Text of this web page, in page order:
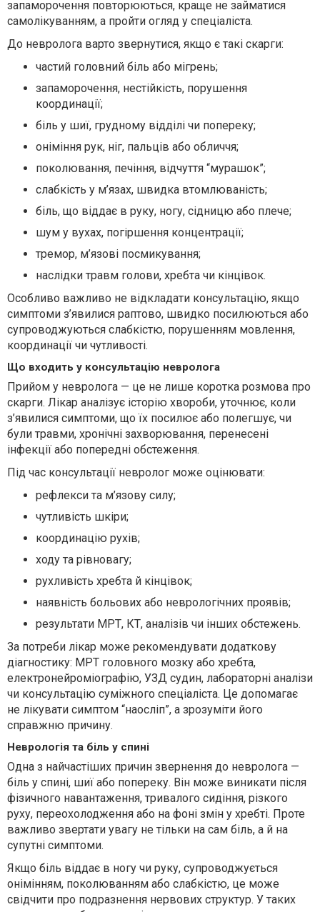
запаморочення повторюються, краще не займатися
самолікуванням, а пройти огляд у спеціаліста.
До невролога варто звернутися, якщо є такі скарги:
частий головний біль або мігрень;
запаморочення, нестійкість, порушення
координації;
біль у шиї, грудному відділі чи попереку;
оніміння рук, ніг, пальців або обличчя;
поколювання, печіння, відчуття “мурашок”;
слабкість у м’язах, швидка втомлюваність;
біль, що віддає в руку, ногу, сідницю або плече;
шум у вухах, погіршення концентрації;
тремор, м’язові посмикування;
наслідки травм голови, хребта чи кінцівок.
Особливо важливо не відкладати консультацію, якщо
симптоми з’явилися раптово, швидко посилюються або
супроводжуються слабкістю, порушенням мовлення,
координації чи чутливості.
Що входить у консультацію невролога
Прийом у невролога — це не лише коротка розмова про
скарги. Лікар аналізує історію хвороби, уточнює, коли
з’явилися симптоми, що їх посилює або полегшує, чи
були травми, хронічні захворювання, перенесені
інфекції або попередні обстеження.
Під час консультації невролог може оцінювати:
рефлекси та м’язову силу;
чутливість шкіри;
координацію рухів;
ходу та рівновагу;
рухливість хребта й кінцівок;
наявність больових або неврологічних проявів;
результати МРТ, КТ, аналізів чи інших обстежень.
За потреби лікар може рекомендувати додаткову
діагностику: МРТ головного мозку або хребта,
електронейроміографію, УЗД судин, лабораторні аналізи
чи консультацію суміжного спеціаліста. Це допомагає
не лікувати симптом “наосліп”, а зрозуміти його
справжню причину.
Неврологія та біль у спині
Одна з найчастіших причин звернення до невролога —
біль у спині, шиї або попереку. Він може виникати після
фізичного навантаження, тривалого сидіння, різкого
руху, переохолодження або на фоні змін у хребті. Проте
важливо звертати увагу не тільки на сам біль, а й на
супутні симптоми.
Якщо біль віддає в ногу чи руку, супроводжується
онімінням, поколюванням або слабкістю, це може
свідчити про подразнення нервових структур. У таких